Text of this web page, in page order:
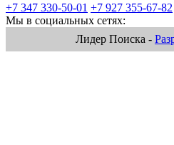
+7 347 330-50-01 +7 927 355-67-82
Мы в социальных сетях:
Лидер Поиска -